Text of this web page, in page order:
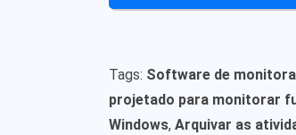
Tags: Software de
projetado para monitorar
Windows, Arquivar as